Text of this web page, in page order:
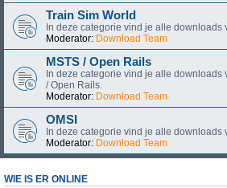
Train Sim World
In deze categorie vind je alle downloads
Moderator: Download Team
MSTS / Open Rails
In deze categorie vind je alle downloads
/ Open Rails.
Moderator: Download Team
OMSI
In deze categorie vind je alle downloads
Moderator: Download Team
WIE IS ER ONLINE